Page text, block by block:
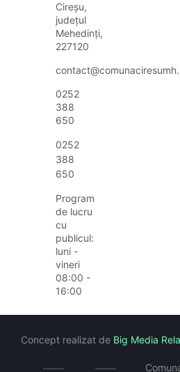
Cireșu,
județul
Mehedinți,
227120
0252
388
650
0252
388
650
Program
de lucru
cu
publicul:
luni -
vineri
08:00 -
16:00
Concept realizat de Big Media